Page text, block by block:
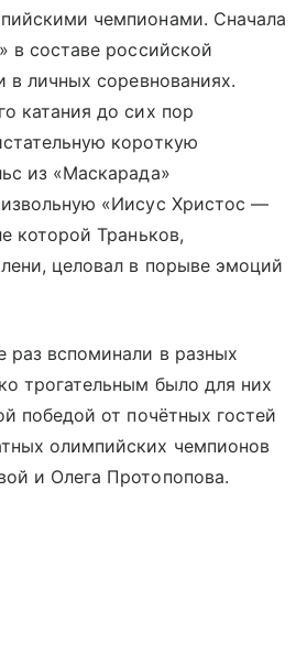
чемпионами. Сначала
в составе российской
личных соревнованиях.
катания до сих пор
короткую
из «Маскарада»
«Иисус Христос —
которой Траньков,
целовал в порыве эмоций
раз вспоминали в разных
трогательным было для них
победой от почётных гостей
олимпийских чемпионов
и Олега Протопопова.